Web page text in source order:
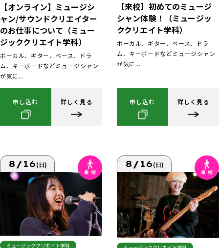
【オンライン】ミュージシ
ャン/サウンドクリエイター
のお仕事について（ミュー
ジッククリエイト学科）
ボーカル、ギター、ベース、ドラ
ム、キーボードなどミュージシャン
が気に...
申し込む 詳しく見る
【来校】初めてのミュージ
シャン体験！（ミュージッ
ククリエイト学科）
ボーカル、ギター、ベース、ドラ
ム、キーボードなどミュージシャン
が気に...
申し込む 詳しく見る
8/16(日)
ミュージッククリエイト学科
8/16(日)